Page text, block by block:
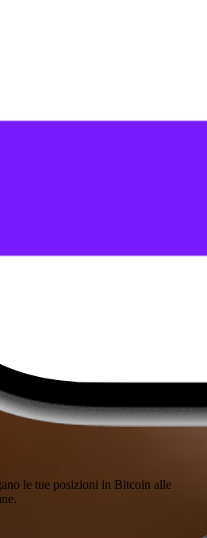
le tue posizioni in Bitcoin alle